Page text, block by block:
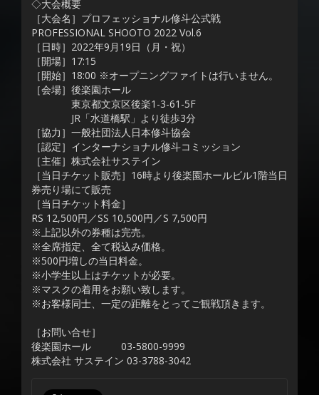
◇大会概要
［大会名］プロフェッショナル修斗公式戦
PROFESSIONAL SHOOTO 2022 Vol.6
［日時］2022年9月19日（月・祝）
［開場］17:15
［開始］18:00 ※オープニングファイトは行いません。
［会場］後楽園ホール
東京都文京区後楽1-3-61-5F
JR「水道橋駅」より徒歩3分
［協力］一般社団法人日本修斗協会
［認定］インターナショナル修斗コミッション
［主催］株式会社サステイン
［当日チケット販売］16時より後楽園ホールビル1階当日
券売り場にて販売
［当日チケット料金］
RS 12,500円／SS 10,500円／S 7,500円
※上記以外の券種は完売。
※全席指定、全て税込み価格。
※500円増しの当日料金。
※小学生以上はチケットが必要。
※マスクの着用をお願い致します。
※お客様同士、一定の距離をとってご観戦頂きます。
［お問い合せ］
後楽園ホール 03-5800-9999
株式会社 サステイン 03-3788-3042